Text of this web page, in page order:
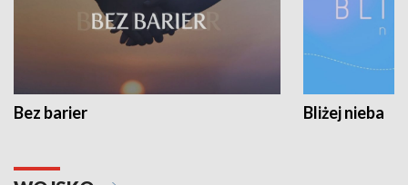
Bez barier Bliżej nieba